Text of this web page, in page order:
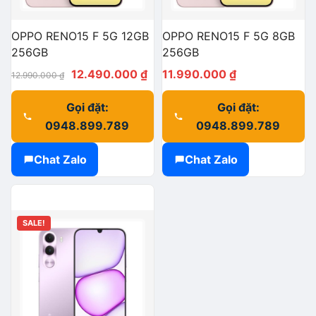
OPPO RENO15 F 5G 12GB
256GB
12.990.000₫
Giá
gốc
là:
12.990.000 ₫.
12.490.000 ₫Giá
hiện
12.490.000 ₫.
Gọi đặt:
0948.899.789
Chat Zalo
OPPO RENO15 F 5G 8GB
256GB
11.990.000 ₫
Gọi đặt:
0948.899.789
Chat Zalo
SALE!